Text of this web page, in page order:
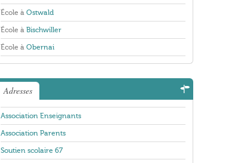
École à Ostwald
École à Bischwiller
École à Obernai
Adresses
Association Enseignants
Association Parents
Soutien scolaire 67